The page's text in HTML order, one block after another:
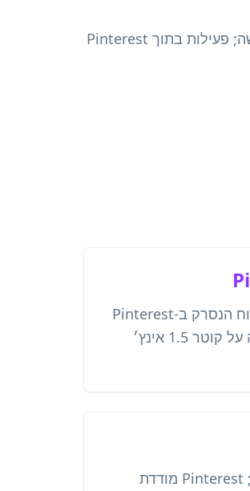
ניתוח QR מודד סריקות כאשר סוג הקוד תומך בכך. הוא אינו מוכיח מעקב, שמירה או רכישה; פעילות בתוך Pinterest
קוד מקורי לפרופיל או ללוח הנסרק ב‑Pinterest
Lens. Pinterest ממליצה על קוטר 1.5 אינץ׳
נתוני QR מודדים סריקות; Pinterest מודדת